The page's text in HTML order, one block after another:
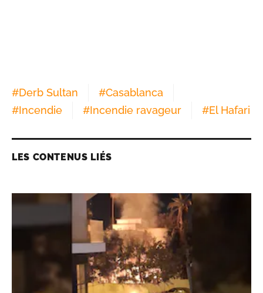
#Derb Sultan #Casablanca
#Incendie #Incendie ravageur #El Hafari
LES CONTENUS LIÉS